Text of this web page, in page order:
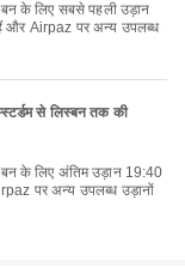
और Airpaz पर अन्य उपलब्ध
से लिस्बन तक की
पर अन्य उपलब्ध उड़ानों